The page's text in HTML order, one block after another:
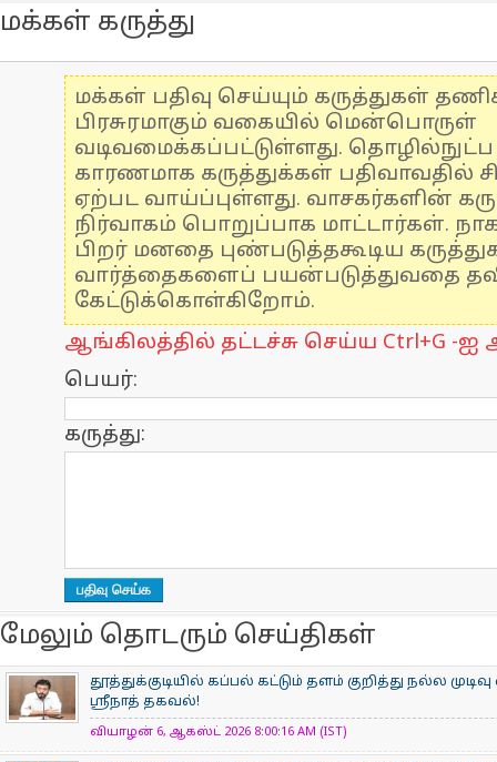
மக்கள் கருத்து
மக்கள் பதிவு செய்யும் கருத்துகள்
பிரசுரமாகும் வகையில் மென்பொருள்
வடிவமைக்கப்பட்டுள்ளது.
காரணமாக கருத்துக்கள் பதிவாவதில்
ஏற்பட வாய்ப்புள்ளது. வாசகர்களின்
நிர்வாகம் பொறுப்பாக மாட்டார்கள்.
பிறர் மனதை புண்படுத்தகூடிய
வார்த்தைகளைப் பயன்படுத்துவதை
கேட்டுக்கொள்கிறோம்.
ஆங்கிலத்தில் தட்டச்சு செய்ய Ctrl+G -ஐ
பெயர்:
கருத்து:
மேலும் தொடரும் செய்திகள்
தூத்துக்குடியில் கப்பல் கட்டும் தளம் குறித்து நல்ல
ஸ்ரீநாத் தகவல்!
வியாழன் 6, ஆகஸ்ட் 2026 8:00:16 AM (IST)